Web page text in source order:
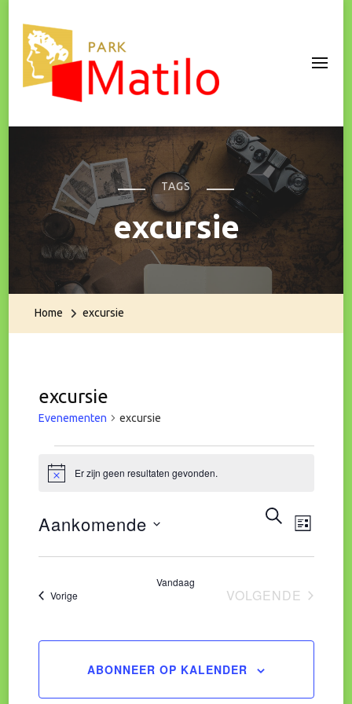
Park Matilo
TAGS
excursie
Home excursie
excursie
Evenementen excursie
Evenementen
BerichtEr zijn geen resultaten gevonden.
en
ZOEKEN
LIJST
Aankomende
Selecteer
datum.
VorigeEvenementen
Vandaag
VOLGENDE
ABONNEER OP KALENDER